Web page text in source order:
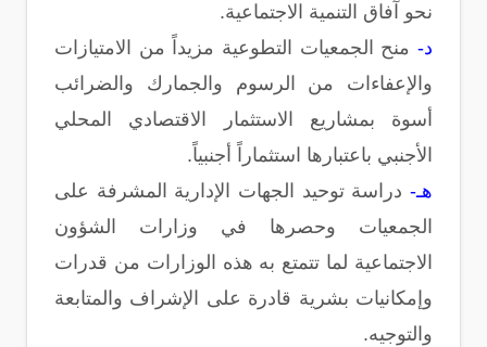
نحو آفاق التنمية الاجتماعية.
د- منح الجمعيات التطوعية مزيداً من الامتيازات
والإعفاءات من الرسوم والجمارك والضرائب
أسوة بمشاريع الاستثمار الاقتصادي المحلي
الأجنبي باعتبارها استثماراً أجنبياً.
هـ- دراسة توحيد الجهات الإدارية المشرفة على
الجمعيات وحصرها في وزارات الشؤون
الاجتماعية لما تتمتع به هذه الوزارات من قدرات
وإمكانيات بشرية قادرة على الإشراف والمتابعة
والتوجيه.